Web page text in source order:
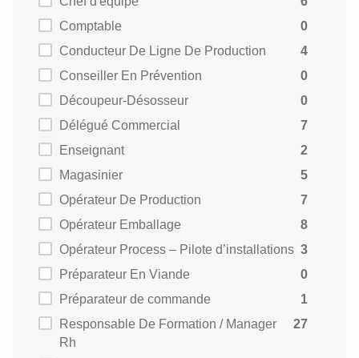
Comptable
0
Conducteur De Ligne De Production
4
Conseiller En Prévention
0
Découpeur-Désosseur
0
Délégué Commercial
7
Enseignant
2
Magasinier
5
Opérateur De Production
7
Opérateur Emballage
8
Opérateur Process – Pilote d’installations 3
Préparateur En Viande
0
Préparateur de commande
1
Responsable De Formation / Manager
Rh
27